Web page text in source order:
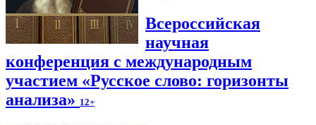
Всероссийская
научная
конференция с международным
участием «Русское слово: горизонты
анализа» 12+